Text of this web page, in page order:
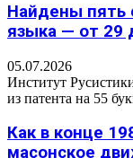
Найдены пять
языка — от 29
05.07.2026
Институт
из патента на 55
Как в конце
масонское